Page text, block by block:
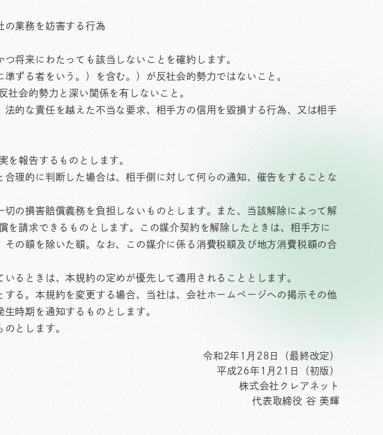
の業務を妨害する行為
将来にわたっても該当しないことを確約します。
ずる者をいう。）を含む。）が反社会的勢力ではないこと。
社会的勢力と深い関係を有しないこと。
的な責任を越えた不当な要求、相手方の信用を毀損する行為、又は相手
を報告するものとします。
理的に判断した場合は、相手側に対して何らの通知、催告をすることな
の損害賠償義務を負担しないものとします。また、当該解除によって解
請求できるものとします。この媒介契約を解除したときは、相手方に
の額を除いた額。なお、この媒介に係る消費税額及び地方消費税額の合
るときは、本規約の定めが優先して適用されることとします。
る。本規約を変更する場合、当社は、会社ホームページへの掲示その他
時期を通知するものとします。
とします。
令和2年1月28日（最終改定）
平成26年1月21日（初版）
株式会社クレアネット
代表取締役 谷 美輝